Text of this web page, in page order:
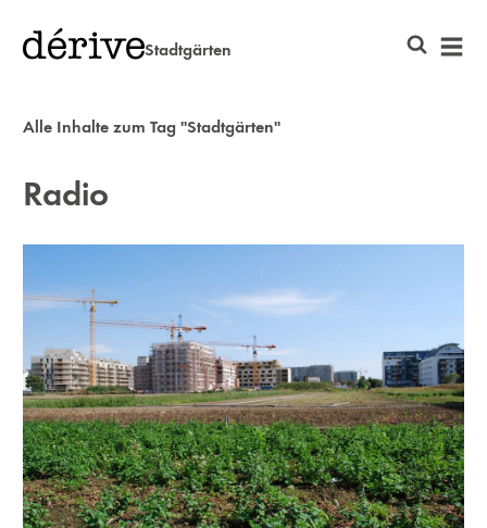
Stadtgärten
Alle Inhalte zum Tag "Stadtgärten"
Radio